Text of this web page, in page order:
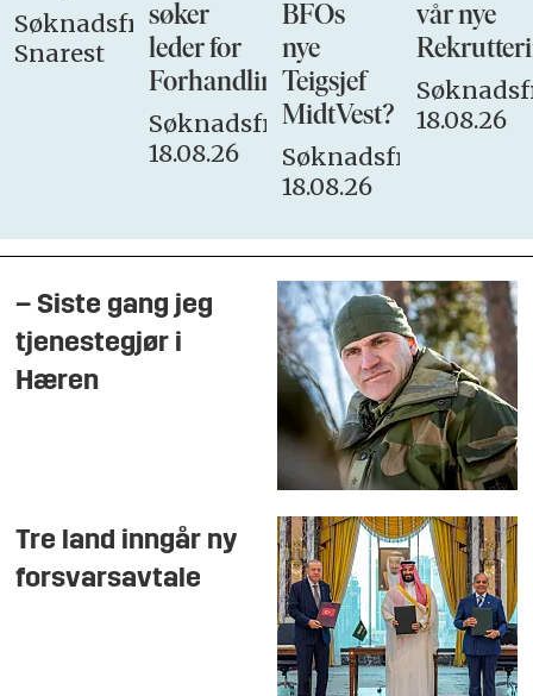
Søknadsfrist:
Snarest
søker
leder for
Forhandlingsutvalget
Søknadsfrist:
18.08.26
BFOs
nye
Teigsjef
MidtVest?
Søknadsfrist:
18.08.26
vår nye
18.08.26
– Siste gang jeg
tjenestegjør i
Hæren
Tre land inngår ny
forsvarsavtale